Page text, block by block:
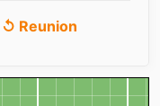
↺ Reunion